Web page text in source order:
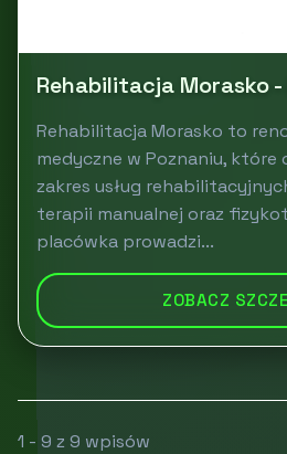
Rehabilitacja Morasko -
Rehabilitacja Morasko to
medyczne w Poznaniu, które
zakres usług
terapii manualnej oraz
placówka prowadzi...
ZOBACZ
1 - 9 z 9 wpisów